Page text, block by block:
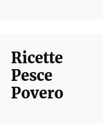
Ricette
Pesce
Povero